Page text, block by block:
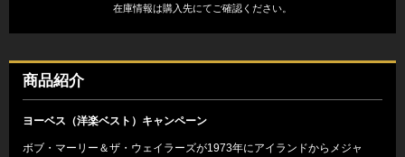
在庫情報は購入先にてご確認ください。
商品紹介
ヨーベス（洋楽ベスト）キャンペーン
ボブ・マーリー＆ザ・ウェイラーズが1973年にアイランドからメジャ